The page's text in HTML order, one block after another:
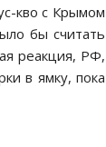
кво c Крымом
бы cчитать
реакция, РФ,
в ямку, пока